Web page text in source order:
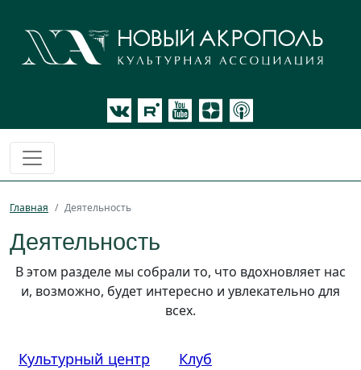
Главная Деятельность
Деятельность
В этом разделе мы собрали то, что вдохновляет нас
и, возможно, будет интересно и увлекательно для
всех.
Культурный центр
Клуб